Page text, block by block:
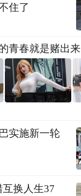
统古装套路：
之身三元及第
亡国公主卧底取
渊”等核心梗概
现实隐喻。两人
与权谋的双线
住了
青春就是赌出
实施新一轮
互换人生37